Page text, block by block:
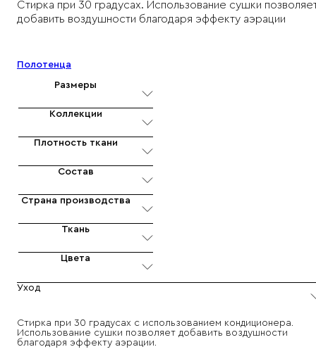
Стирка при 30 градусах. Использование сушки
добавить воздушности благодаря эффекту аэрации
Полотенца
Размеры
Коллекции
Плотность ткани
Состав
Страна производства
Ткань
Цвета
Уход
Стирка при 30 градусах с использованием кондиционера.
Использование сушки позволяет добавить воздушности
благодаря эффекту аэрации.